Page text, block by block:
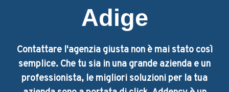
Adige
Contattare l'agenzia giusta non è mai stato così
semplice. Che tu sia in una grande azienda e un
professionista, le migliori soluzioni per la tua